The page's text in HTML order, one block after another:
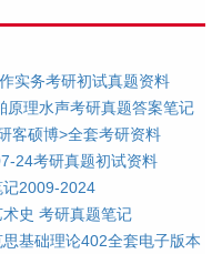
实务考研初试真题资料
原理水声考研真题答案笔记
客硕博>全套考研资料
24考研真题初试资料
记2009-2024
史 考研真题笔记
基础理论402全套电子版本